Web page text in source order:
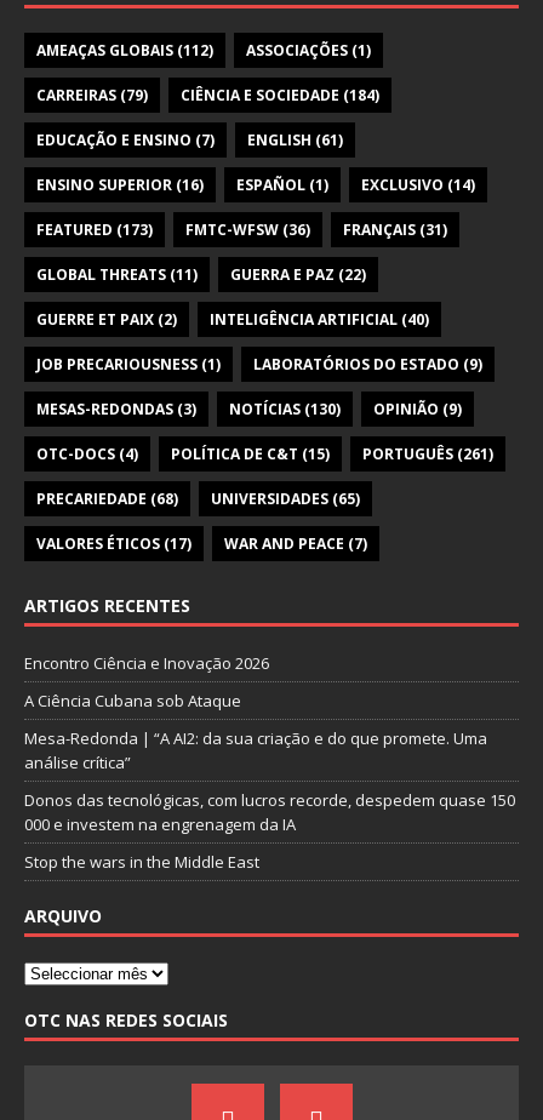
AMEAÇAS GLOBAIS (112) ASSOCIAÇÕES (1)
CARREIRAS (79) CIÊNCIA E SOCIEDADE (184)
EDUCAÇÃO E ENSINO (7) ENGLISH (61)
ENSINO SUPERIOR (16) ESPAÑOL (1) EXCLUSIVO (14)
FEATURED (173) FMTC-WFSW (36) FRANÇAIS (31)
GLOBAL THREATS (11) GUERRA E PAZ (22)
GUERRE ET PAIX (2) INTELIGÊNCIA ARTIFICIAL (40)
JOB PRECARIOUSNESS (1) LABORATÓRIOS DO ESTADO (9)
MESAS-REDONDAS (3) NOTÍCIAS (130) OPINIÃO (9)
OTC-DOCS (4) POLÍTICA DE C&T (15) PORTUGUÊS (261)
PRECARIEDADE (68) UNIVERSIDADES (65)
VALORES ÉTICOS (17) WAR AND PEACE (7)
ARTIGOS RECENTES
Encontro Ciência e Inovação 2026
A Ciência Cubana sob Ataque
Mesa-Redonda | “A AI2: da sua criação e do que promete. Uma
análise crítica”
Donos das tecnológicas, com lucros recorde, despedem quase 150
000 e investem na engrenagem da IA
Stop the wars in the Middle East
ARQUIVO
OTC NAS REDES SOCIAIS